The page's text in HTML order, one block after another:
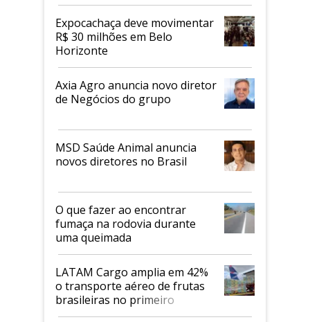
Expocachaça deve movimentar
R$ 30 milhões em Belo
Horizonte
Axia Agro anuncia novo diretor
de Negócios do grupo
MSD Saúde Animal anuncia
novos diretores no Brasil
O que fazer ao encontrar
fumaça na rodovia durante
uma queimada
LATAM Cargo amplia em 42%
o transporte aéreo de frutas
brasileiras no primeiro
semestre